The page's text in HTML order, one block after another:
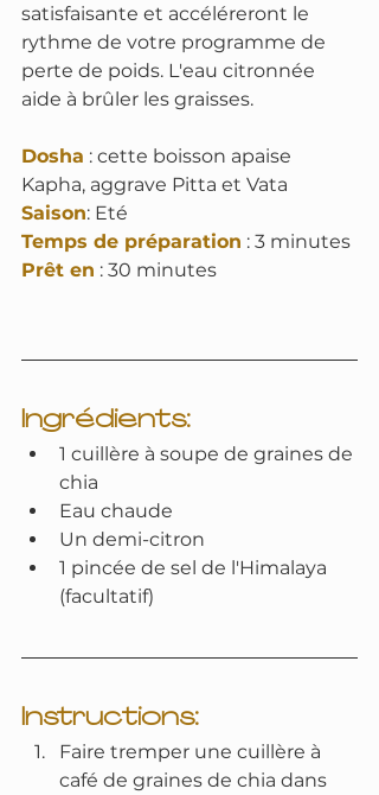
satisfaisante et accéléreront le
rythme de votre programme de
perte de poids. L'eau citronnée
aide à brûler les graisses.
Dosha : cette boisson apaise
Kapha, aggrave Pitta et Vata
Saison: Eté
Temps de préparation : 3 minutes
Prêt en : 30 minutes
Ingrédients:
1 cuillère à soupe de graines de
chia
Eau chaude
Un demi-citron
1 pincée de sel de l'Himalaya
(facultatif)
Instructions:
Faire tremper une cuillère à
café de graines de chia dans